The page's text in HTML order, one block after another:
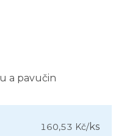
a pavučin
160,53 Kč/ks